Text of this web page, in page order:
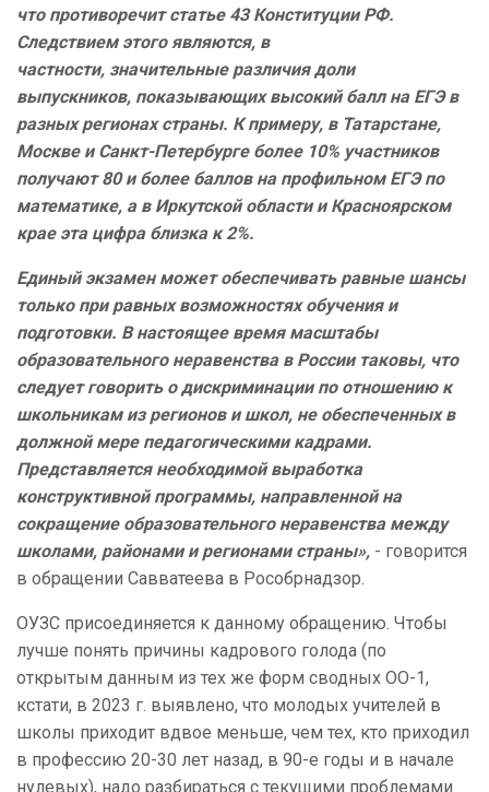
что противоречит статье 43 Конституции РФ.
Следствием этого являются, в
частности, значительные различия доли
выпускников, показывающих высокий балл на ЕГЭ в
разных регионах страны. К примеру, в Татарстане,
Москве и Санкт-Петербурге более 10% участников
получают 80 и более баллов на профильном ЕГЭ по
математике, а в Иркутской области и Красноярском
крае эта цифра близка к 2%.
Единый экзамен может обеспечивать равные шансы
только при равных возможностях обучения и
подготовки. В настоящее время масштабы
образовательного неравенства в России таковы, что
следует говорить о дискриминации по отношению к
школьникам из регионов и школ, не обеспеченных в
должной мере педагогическими кадрами.
Представляется необходимой выработка
конструктивной программы, направленной на
сокращение образовательного неравенства между
школами, районами и регионами страны», - говорится
в обращении Савватеева в Рособрнадзор.
ОУЗС присоединяется к данному обращению. Чтобы
лучше понять причины кадрового голода (по
открытым данным из тех же форм сводных ОО-1,
кстати, в 2023 г. выявлено, что молодых учителей в
школы приходит вдвое меньше, чем тех, кто приходил
в профессию 20-30 лет назад, в 90-е годы и в начале
нулевых), надо разбираться с текущими проблемами